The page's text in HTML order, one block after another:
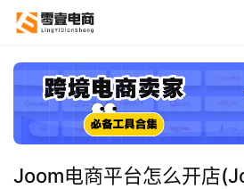
Joom电商平台怎么开店